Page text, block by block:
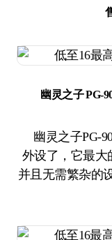
幽灵之子 PG-
幽灵之子PG-9057是一款可玩性比较高的FPS手游
外设了，它最大
并且无需繁杂的